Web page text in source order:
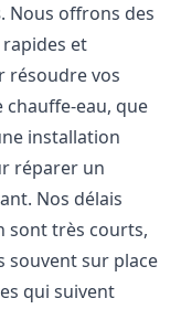
. Nous offrons des
et
résoudre vos
chauffe-eau, que
installation
réparer un
Nos délais
sont très courts,
souvent sur place
qui suivent